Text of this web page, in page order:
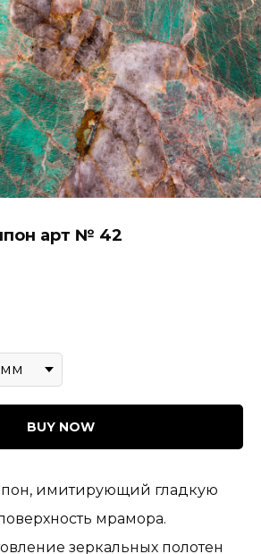
арт № 42
BUY NOW
имитирующий гладкую
мрамора.
зеркальных полотен